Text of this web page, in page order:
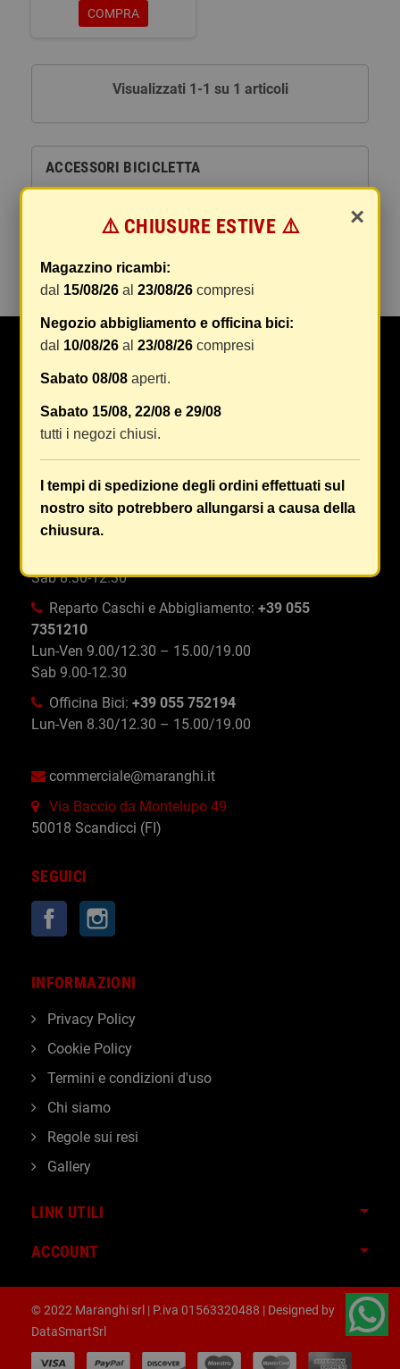
ACCESSORI BICICLETTA
COMPRA
Visualizzati 1-1 su 1 articoli
×
⚠️ CHIUSURE ESTIVE ⚠️
Magazzino ricambi:
dal 15/08/26 al23/08/26 compresi
Negozio abbigliamento e officina bici:
dal 10/08/26 al23/08/26 compresi
Sabato 08/08 aperti.
Sabato 15/08, 22/08 e 29/08
tutti i negozi chiusi.
I tempi di spedizione degli ordini effettuati sul
nostro sito potrebbero allungarsi a causa della
chiusura.
Da Oltre 50 anni Maranghi si occupa di ricambi e
accessori auto, moto, ciclo e abbigliamento specifico
leggere...]
Reparto Ricambi Auto:+39 055 750996
Lun-Ven 8.30/12.30 – 14.30/19.00
Sab 8.30-12.30
Reparto Ricambi Moto, Scooter:
Sab 8.30-12.30
Reparto Caschi e Abbigliamento: +39 055
7351210
Lun-Ven 9.00/12.30 – 15.00/19.00
Sab 9.00-12.30
Officina Bici: +39 055 752194
Lun-Ven 8.30/12.30 – 15.00/19.00
commerciale@maranghi.it
Via Baccio da Montelupo 49
50018 Scandicci (FI)
SEGUICI
Facebook
LINK UTILI
ACCOUNT
INFORMAZIONI
Privacy Policy
Cookie Policy
Termini e condizioni d'uso
Chi siamo
Regole sui resi
Gallery
© 2022 Maranghi srl | P.iva 01563320488 | Designed by
DataSmartSrl